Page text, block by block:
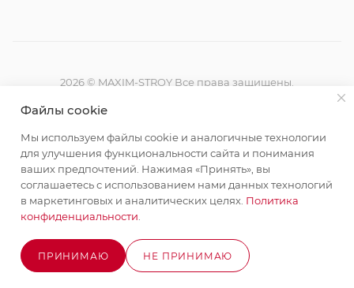
2026 © MAXIM-STROY Все права защищены.
офертой определяемой положениями Статьи 437
Гражданского кодекса Российской Федерации.
Политика конфиденциальности
Разработка сайта на Битрикс
Файлы cookie
Мы используем файлы cookie и аналогичные технологии
для улучшения функциональности сайта и понимания
ваших предпочтений. Нажимая «Принять», вы
соглашаетесь с использованием нами данных технологий
в маркетинговых и аналитических целях. Политика
конфиденциальности
ПРИНИМАЮ НЕ ПРИНИМАЮ